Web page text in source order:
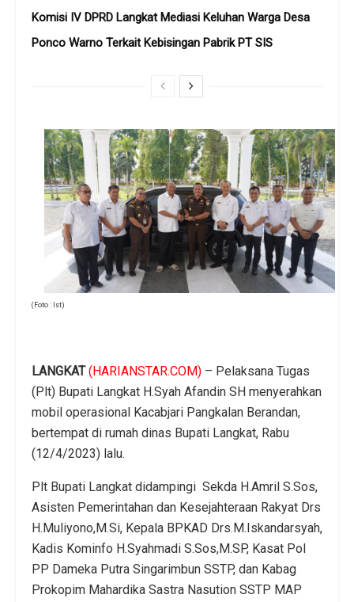
Komisi IV DPRD Langkat Mediasi Keluhan Warga Desa
Ponco Warno Terkait Kebisingan Pabrik PT SIS
(Foto : Ist)
LANGKAT (HARIANSTAR.COM) – Pelaksana Tugas
(Plt) Bupati Langkat H.Syah Afandin SH menyerahkan
mobil operasional Kacabjari Pangkalan Berandan,
bertempat di rumah dinas Bupati Langkat, Rabu
(12/4/2023) lalu.
Plt Bupati Langkat didampingi Sekda H.Amril S.Sos,
Asisten Pemerintahan dan Kesejahteraan Rakyat Drs
H.Muliyono,M.Si, Kepala BPKAD Drs.M.Iskandarsyah,
Kadis Kominfo H.Syahmadi S.Sos,M.SP, Kasat Pol
PP Dameka Putra Singarimbun SSTP, dan Kabag
Prokopim Mahardika Sastra Nasution SSTP MAP